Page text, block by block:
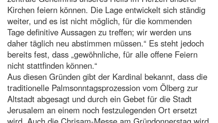
Kirchen feiern können. Die Lage entwickelt sich ständig
weiter, und es ist nicht möglich, für die kommenden
Tage definitive Aussagen zu treffen; wir werden uns
daher täglich neu abstimmen müssen.“ Es steht jedoch
bereits fest, dass „gewöhnliche, für alle offene Feiern
nicht stattfinden können.“
Aus diesen Gründen gibt der Kardinal bekannt, dass die
traditionelle Palmsonntagsprozession vom Ölberg zur
Altstadt abgesagt und durch ein Gebet für die Stadt
Jerusalem an einem noch festzulegenden Ort ersetzt